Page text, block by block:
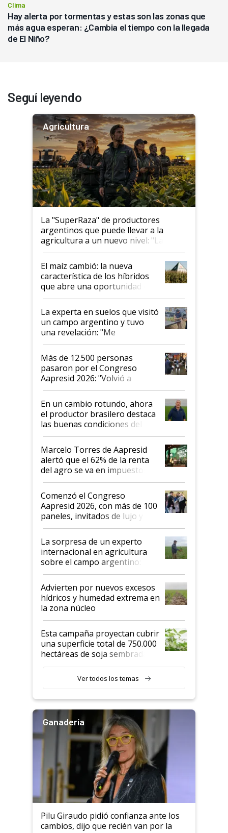
Clima
Hay alerta por tormentas y estas son las zonas que
más agua esperan: ¿Cambia el tiempo con la llegada
de El Niño?
Seguí leyendo
Agricultura
La "SuperRaza" de productores
argentinos que puede llevar a la
agricultura a un nuevo nivel: "Las
posibilidades de crecimiento son
infinitas"
El maíz cambió: la nueva
característica de los híbridos
que abre una oportunidad en
el lote
La experta en suelos que visitó
un campo argentino y tuvo
una revelación: "Me
impresionó mucho"
Más de 12.500 personas
pasaron por el Congreso
Aapresid 2026: "Volvió a
demostrar que hablar del
suelo es hablar de todo el
sistema productivo"
En un cambio rotundo, ahora
el productor brasilero destaca
las buenas condiciones del
agro argentino para invertir:
"Los veo más motivados"
Marcelo Torres de Aapresid
alertó que el 62% de la renta
del agro se va en impuestos:
"No es bueno que en
Argentina se sigan discutiendo
las mismas cosas de hace 50
años"
Comenzó el Congreso
Aapresid 2026, con más de 100
paneles, invitados de lujo y
todas las tendencias
La sorpresa de un experto
internacional en agricultura
sobre el campo argentino:
"Estoy muy impresionado"
Advierten por nuevos excesos
hídricos y humedad extrema en
la zona núcleo
Esta campaña proyectan cubrir
una superficie total de 750.000
hectáreas de soja sembradas
variedades que marcan un
salto tecnológico en genética y
Ver todos los temas
Ganadería
Pilu Giraudo pidió confianza ante los
cambios, dijo que recién van por la